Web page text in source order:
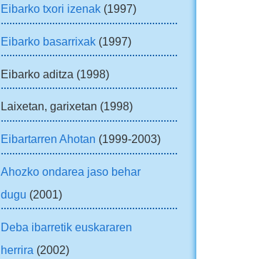
Eibarko txori izenak (1997)
Eibarko basarrixak (1997)
Eibarko aditza (1998)
Laixetan, garixetan (1998)
Eibartarren Ahotan (1999-2003)
Ahozko ondarea jaso behar
dugu (2001)
Deba ibarretik euskararen
herrira (2002)